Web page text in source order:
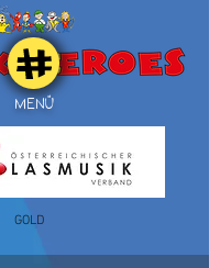
MENÜ
GOLD